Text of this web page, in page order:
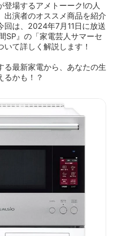
場するアメトーーク!の人
出演者のオススメ商品を紹介
回は、2024年7月11日に放送
SP』の「家電芸人サマーセ
て詳しく解説します！
る最新家電から、あなたの生
るかも！？